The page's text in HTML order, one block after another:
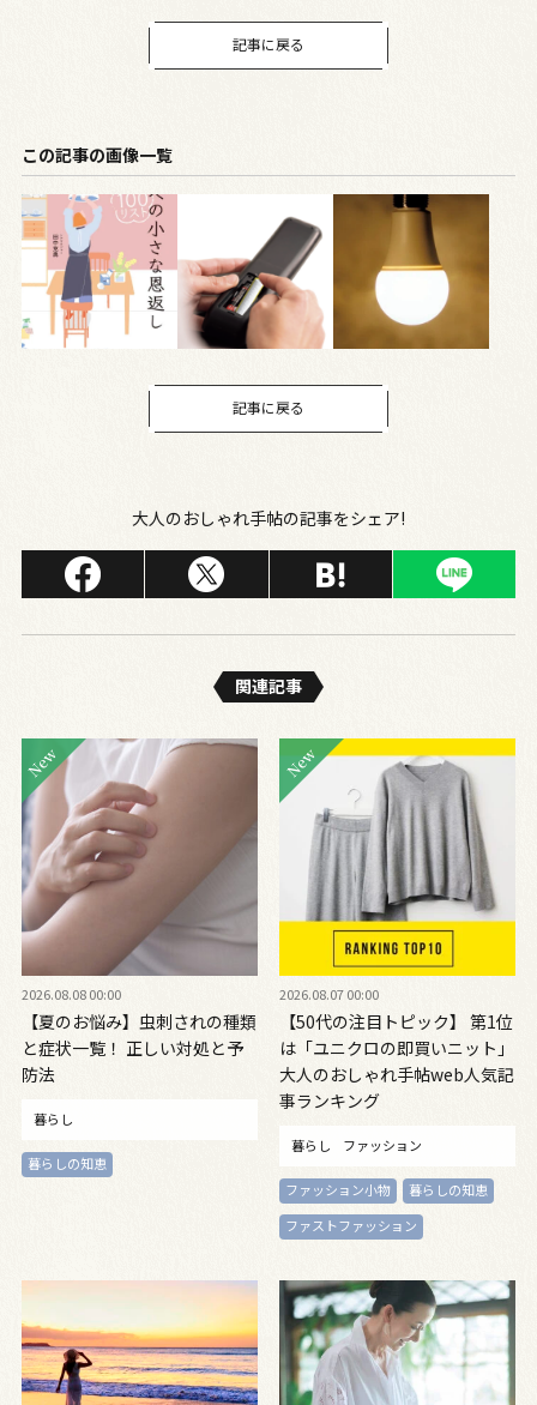
記事に戻る
この記事の画像一覧
記事に戻る
大人のおしゃれ手帖の記事をシェア!
関連記事
2026.08.08 00:00
【夏のお悩み】虫刺されの種類
と症状一覧！ 正しい対処と予
防法
暮らし
暮らしの知恵
2026.08.07 00:00
【50代の注目トピック】 第1位
は「ユニクロの即買いニット」
大人のおしゃれ手帖web人気記
事ランキング
暮らし ファッション
ファッション小物
暮らしの知恵
ファストファッション